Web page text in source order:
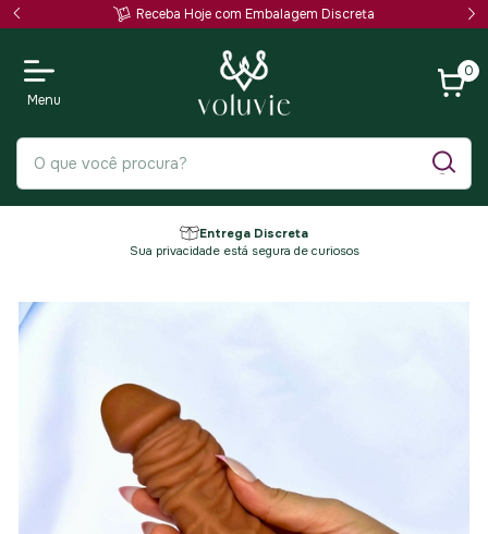
Receba Hoje com Embalagem Discreta
0
Entrega Discreta
Sua privacidade está segura de curiosos